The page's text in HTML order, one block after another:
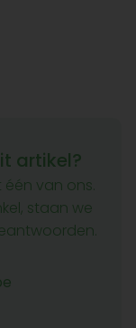
artikel?
van ons.
staan we